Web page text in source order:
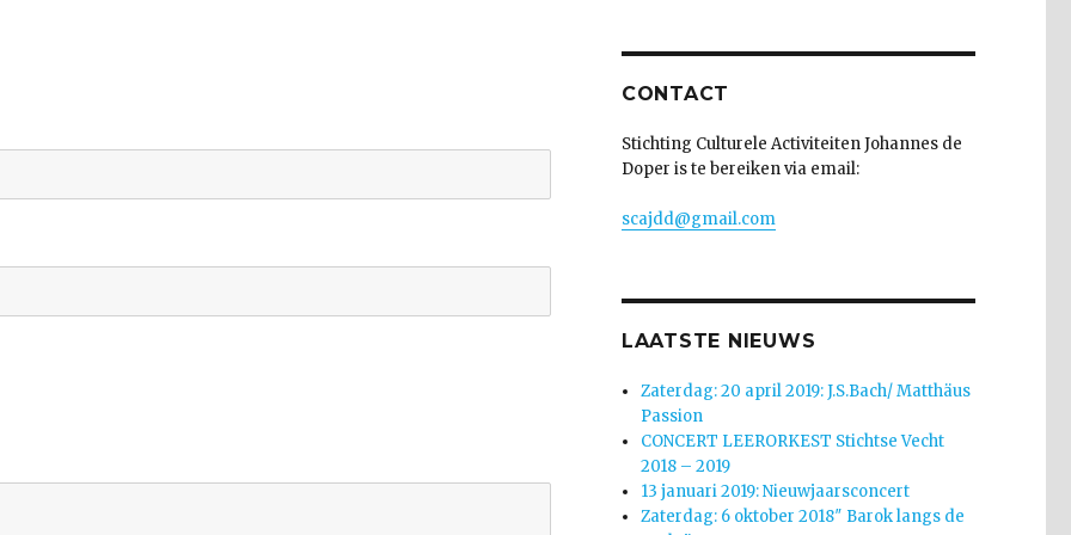
CONTACT
Stichting Culturele Activiteiten Johannes de
Doper is te bereiken via email:
scajdd@gmail.com
LAATSTE NIEUWS
Zaterdag: 20 april 2019: J.S.Bach/ Matthäus
Passion
CONCERT LEERORKEST Stichtse Vecht
2018 – 2019
13 januari 2019: Nieuwjaarsconcert
Zaterdag: 6 oktober 2018″ Barok langs de